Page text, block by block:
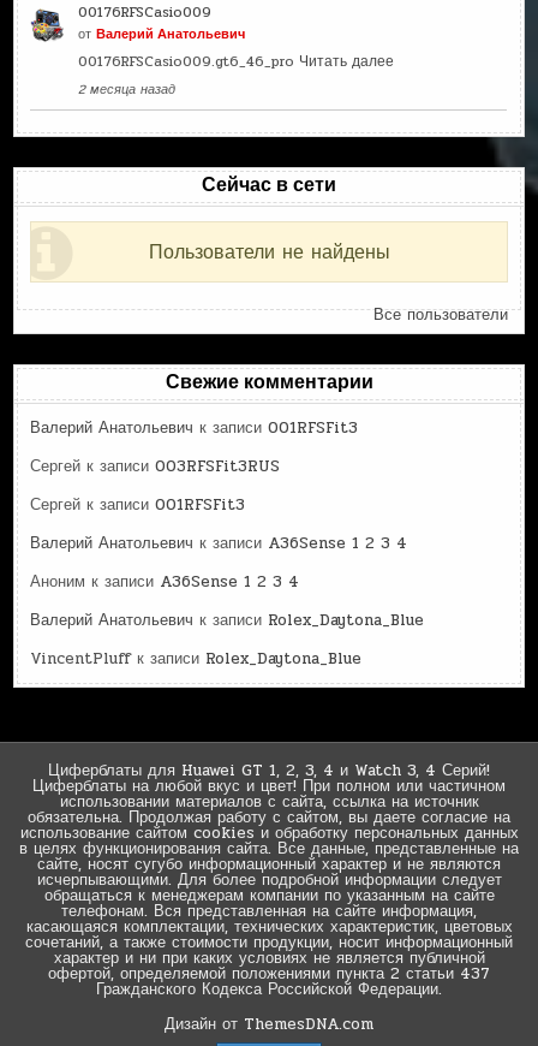
00176RFSCasio009
отВалерий Анатольевич
00176RFSCasio009.gt6_46_pro Читать далее
2 месяца назад
Сейчас в сети
Пользователи не найдены
Все пользователи
Свежие комментарии
Валерий Анатольевич к записи001RFSFit3
Сергей к записи003RFSFit3RUS
Сергей к записи001RFSFit3
Валерий Анатольевич к записи A36Sense 1 2 3 4
Аноним к записи A36Sense 1 2 3 4
Валерий Анатольевич к записи Rolex_Daytona_Blue
VincentPluffк записи Rolex_Daytona_Blue
Циферблаты для Huawei GT 1, 2, 3, 4 и Watch 3, 4 Серий!
Циферблаты на любой вкус и цвет! При полном или частичном
использовании материалов с сайта, ссылка на источник
обязательна. Продолжая работу с сайтом, вы даете согласие на
использование сайтом cookies и обработку персональных данных
в целях функционирования сайта. Все данные, представленные на
сайте, носят сугубо информационный характер и не являются
исчерпывающими. Для более подробной информации следует
обращаться к менеджерам компании по указанным на сайте
телефонам. Вся представленная на сайте информация,
касающаяся комплектации, технических характеристик, цветовых
сочетаний, а также стоимости продукции, носит информационный
характер и ни при каких условиях не является публичной
офертой, определяемой положениями пункта 2 статьи 437
Гражданского Кодекса Российской Федерации.
Дизайн от ThemesDNA.com